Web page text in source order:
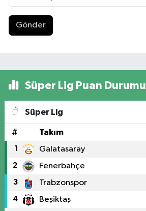
Gönder
Süper Lig Puan Durumu
Süper Lig
# Takım
1 Galatasaray
2 Fenerbahçe
3 Trabzonspor
4 Beşiktaş